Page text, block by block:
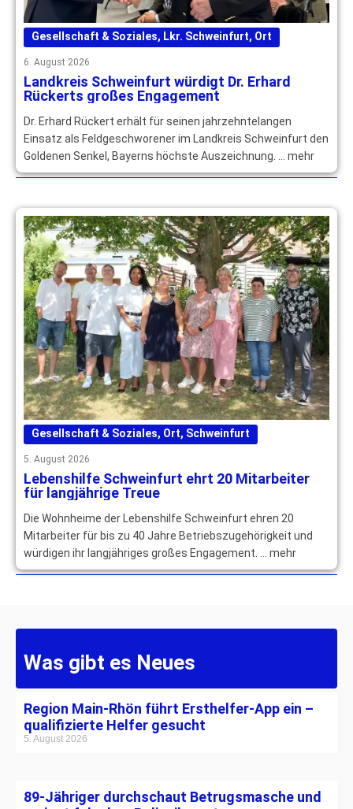
Gesellschaft & Soziales, Lkr. Schweinfurt, Ort
6. August 2026
Landkreis Schweinfurt würdigt Dr. Erhard
Rückerts großes Engagement
Dr. Erhard Rückert erhält für seinen jahrzehntelangen
Einsatz als Feldgeschworener im Landkreis Schweinfurt den
Goldenen Senkel, Bayerns höchste Auszeichnung. … mehr
Gesellschaft & Soziales, Ort, Schweinfurt
5. August 2026
Lebenshilfe Schweinfurt ehrt 20 Mitarbeiter
für langjährige Treue
Die Wohnheime der Lebenshilfe Schweinfurt ehren 20
Mitarbeiter für bis zu 40 Jahre Betriebszugehörigkeit und
würdigen ihr langjähriges großes Engagement. … mehr
Was gibt es Neues
Region Main-Rhön führt Ersthelfer-App ein –
qualifizierte Helfer gesucht
5. August 2026
89-Jähriger durchschaut Betrugsmasche und